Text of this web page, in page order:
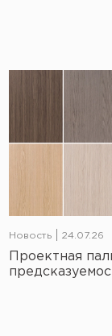
Новость 24.07.26
Проектная